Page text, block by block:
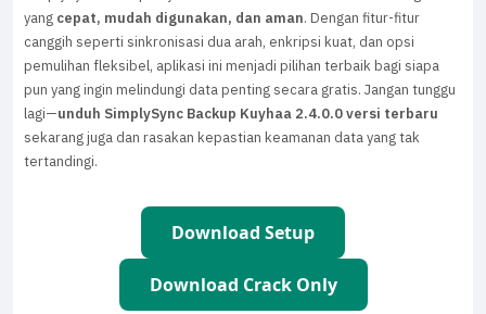
yang cepat, mudah digunakan, dan aman. Dengan fitur-fitur
canggih seperti sinkronisasi dua arah, enkripsi kuat, dan opsi
pemulihan fleksibel, aplikasi ini menjadi pilihan terbaik bagi siapa
pun yang ingin melindungi data penting secara gratis. Jangan tunggu
lagi—unduh SimplySync Backup Kuyhaa 2.4.0.0 versi terbaru
sekarang juga dan rasakan kepastian keamanan data yang tak
tertandingi.
Download Setup
Download Crack Only